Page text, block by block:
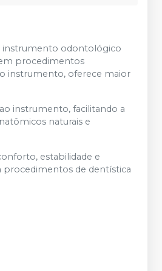
instrumento odontológico
procedimentos
instrumento, oferece maior
instrumento, facilitando a
naturais e
estabilidade e
procedimentos de dentística